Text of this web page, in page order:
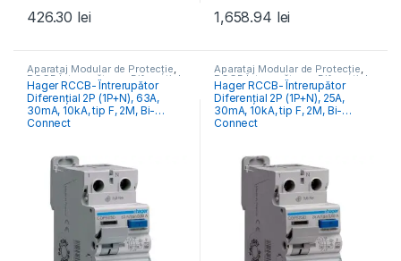
426.30 lei 1,658.94 lei
Aparataj Modular de Protecție,
RCCB Întrerupătoare Diferențiale
Hager RCCB- Întrerupător
Diferențial 2P (1P+N), 63A,
30mA, 10kA, tip F, 2M, Bi-
Connect
Aparataj Modular de Protecție,
RCCB Întrerupătoare Diferențiale
Hager RCCB- Întrerupător
Diferențial 2P (1P+N), 25A,
30mA, 10kA, tip F, 2M, Bi-
Connect